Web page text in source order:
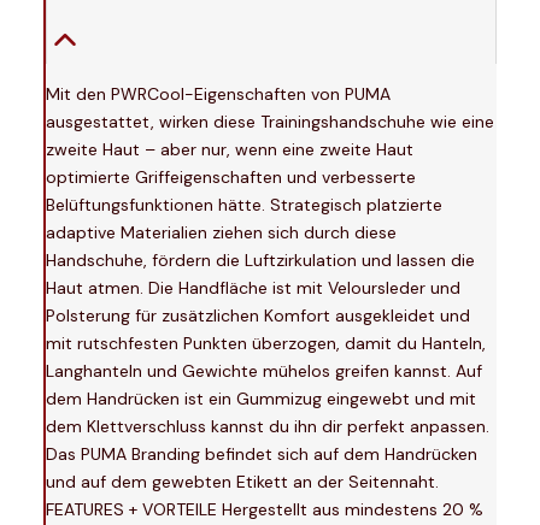
Mit den PWRCool-Eigenschaften von PUMA
ausgestattet, wirken diese Trainingshandschuhe wie eine
zweite Haut – aber nur, wenn eine zweite Haut
optimierte Griffeigenschaften und verbesserte
Belüftungsfunktionen hätte. Strategisch platzierte
adaptive Materialien ziehen sich durch diese
Handschuhe, fördern die Luftzirkulation und lassen die
Haut atmen. Die Handfläche ist mit Veloursleder und
Polsterung für zusätzlichen Komfort ausgekleidet und
mit rutschfesten Punkten überzogen, damit du Hanteln,
Langhanteln und Gewichte mühelos greifen kannst. Auf
dem Handrücken ist ein Gummizug eingewebt und mit
dem Klettverschluss kannst du ihn dir perfekt anpassen.
Das PUMA Branding befindet sich auf dem Handrücken
und auf dem gewebten Etikett an der Seitennaht.
FEATURES + VORTEILE Hergestellt aus mindestens 20 %